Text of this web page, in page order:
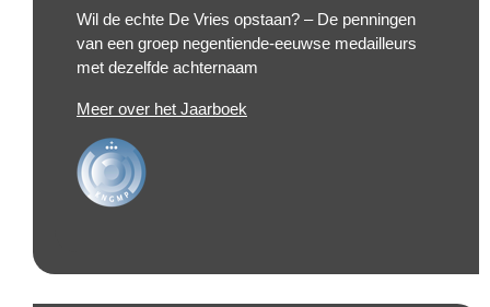
Wil de echte De Vries opstaan? – De penningen
van een groep negentiende-eeuwse medailleurs
met dezelfde achternaam
Meer over het Jaarboek